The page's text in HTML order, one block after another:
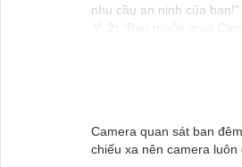
nhu cầu an ninh của bạn!"
Hy vọng những câu giới
Camera quan sát ban
chiếu xa nên camera